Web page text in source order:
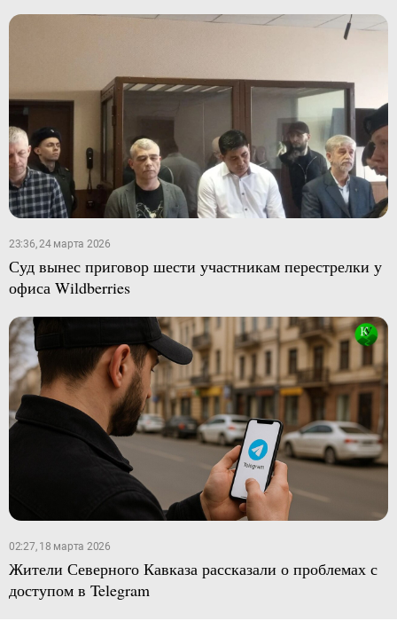
23:36, 24 марта 2026
Суд вынес приговор шести участникам перестрелки у
офиса Wildberries
02:27, 18 марта 2026
Жители Северного Кавказа рассказали о проблемах с
доступом в Telegram